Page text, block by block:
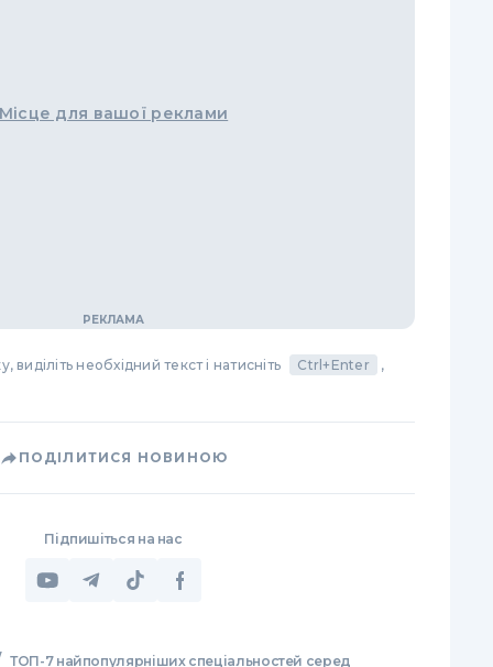
Місце для вашої реклами
необхідний текст і натисніть Ctrl+Enter
,
ПОДІЛИТИСЯ НОВИНОЮ
Підпишіться на нас
ТОП-7 найпопулярніших спеціальностей серед